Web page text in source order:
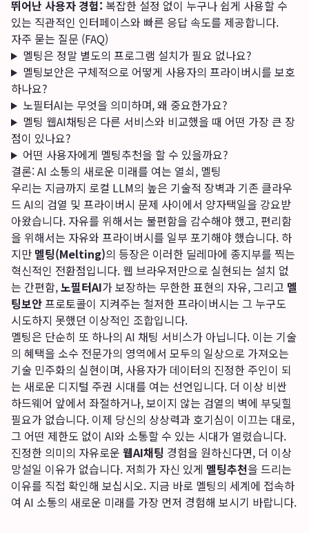
뛰어난 사용자 경험: 복잡한 설정 없이 누구나 쉽게 사용할 수
있는 직관적인 인터페이스와 빠른 응답 속도를 제공합니다.
자주 묻는 질문 (FAQ)
멜팅은 정말 별도의 프로그램 설치가 필요 없나요?
멜팅보안은 구체적으로 어떻게 사용자의 프라이버시를 보호
하나요?
노필터AI는 무엇을 의미하며, 왜 중요한가요?
멜팅 웹AI채팅은 다른 서비스와 비교했을 때 어떤 가장 큰 장
점이 있나요?
어떤 사용자에게 멜팅추천을 할 수 있을까요?
결론: AI 소통의 새로운 미래를 여는 열쇠, 멜팅
우리는 지금까지 로컬 LLM의 높은 기술적 장벽과 기존 클라우
드 AI의 검열 및 프라이버시 문제 사이에서 양자택일을 강요받
아왔습니다. 자유를 위해서는 불편함을 감수해야 했고, 편리함
을 위해서는 자유와 프라이버시를 일부 포기해야 했습니다. 하
지만 멜팅(Melting)의 등장은 이러한 딜레마에 종지부를 찍는
혁신적인 전환점입니다. 웹 브라우저만으로 실현되는 설치 없
는 간편함,노필터AI가 보장하는 무한한 표현의 자유, 그리고 멜
팅보안프로토콜이 지켜주는 철저한 프라이버시는 그 누구도
시도하지 못했던 이상적인 조합입니다.
멜팅은 단순히 또 하나의 AI 채팅 서비스가 아닙니다. 이는 기술
의 혜택을 소수 전문가의 영역에서 모두의 일상으로 가져오는
기술 민주화의 실현이며, 사용자가 데이터의 진정한 주인이 되
는 새로운 디지털 주권 시대를 여는 선언입니다. 더 이상 비싼
하드웨어 앞에서 좌절하거나, 보이지 않는 검열의 벽에 부딪힐
필요가 없습니다. 이제 당신의 상상력과 호기심이 이끄는 대로,
그 어떤 제한도 없이 AI와 소통할 수 있는 시대가 열렸습니다.
진정한 의미의 자유로운 웹AI채팅 경험을 원하신다면, 더 이상
망설일 이유가 없습니다. 저희가 자신 있게 멜팅추천을 드리는
이유를 직접 확인해 보십시오. 지금 바로 멜팅의 세계에 접속하
여 AI 소통의 새로운 미래를 가장 먼저 경험해 보시기 바랍니다.